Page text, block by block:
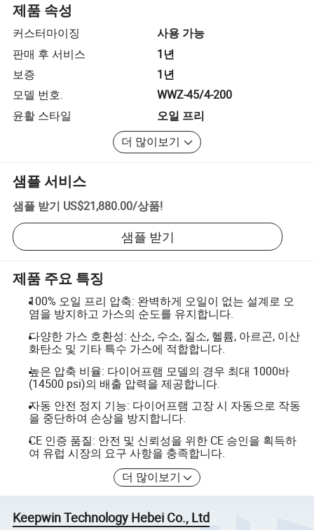
제품 속성
커스터마이징
사용 가능
판매 후 서비스
1년
보증
1년
모델 번호.
WWZ-45/4-200
윤활 스타일
오일 프리
더 많이보기
샘플 서비스
샘플 받기 US$21,880.00/상품!
샘플 받기
제품 주요 특징
100% 오일 프리 압축: 완벽하게 오일이 없는 설계로 오
염을 방지하고 가스의 순도를 유지합니다.
다양한 가스 호환성: 산소, 수소, 질소, 헬륨, 아르곤, 이산
화탄소 및 기타 특수 가스에 적합합니다.
높은 압축 비율: 다이어프램 모델의 경우 최대 1000바
(14500 psi)의 배출 압력을 제공합니다.
자동 안전 정지 기능: 다이어프램 고장 시 자동으로 작동
을 중단하여 손상을 방지합니다.
CE 인증 품질: 안전 및 신뢰성을 위한 CE 승인을 획득하
여 유럽 시장의 요구 사항을 충족합니다.
더 많이보기
Keepwin Technology Hebei Co., Ltd